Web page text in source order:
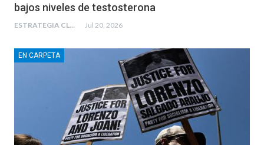
bajos niveles de testosterona
ESTRATEGIA CLAE Jul 20, 2026
EN CARPETA